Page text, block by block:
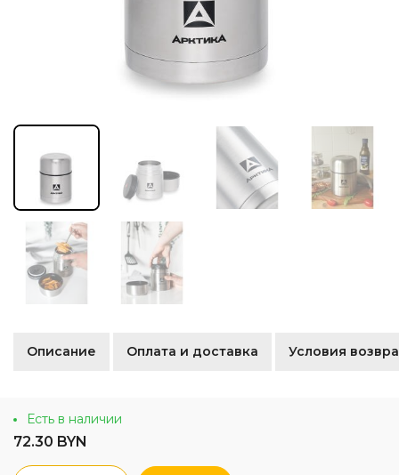
Описание Оплата и доставка Условия
Есть в наличии
72.30 BYN